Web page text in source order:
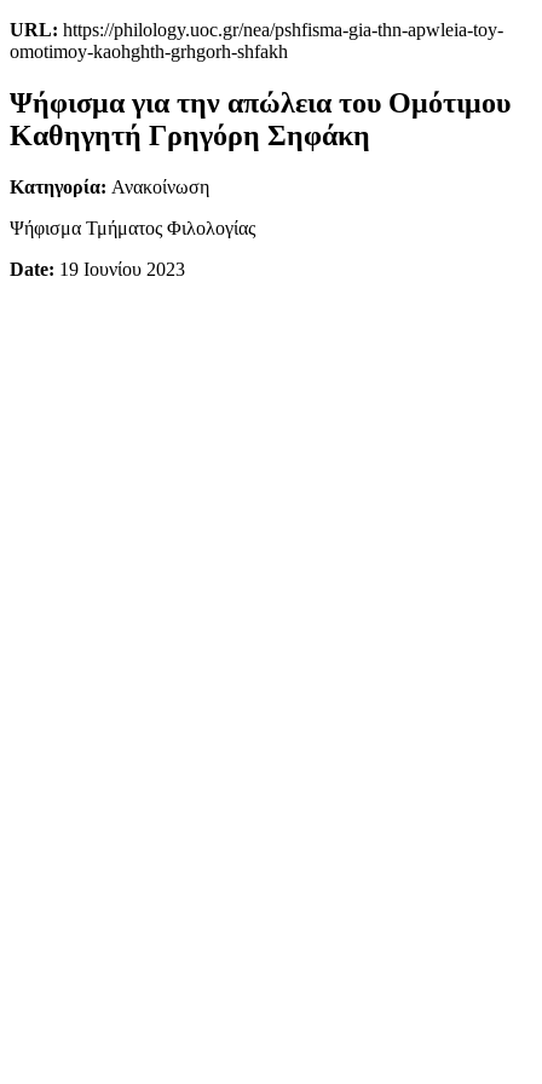
URL: https://philology.uoc.gr/nea/pshfisma-gia-thn-apwleia-toy-
omotimoy-kaohghth-grhgorh-shfakh
Ψήφισμα για την απώλεια του Ομότιμου
Καθηγητή Γρηγόρη Σηφάκη
Κατηγορία: Ανακοίνωση
Ψήφισμα Τμήματος Φιλολογίας
Date: 19 Ιουνίου 2023